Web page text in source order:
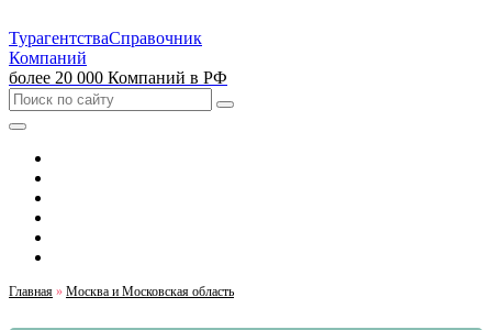
ТурагентстваСправочник
Компаний
более 20 000 Компаний в РФ
Главная » Москва и Московская область